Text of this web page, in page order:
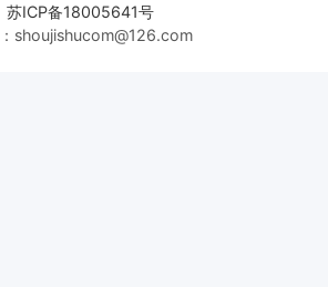
苏ICP备18005641号
shoujishucom@126.com